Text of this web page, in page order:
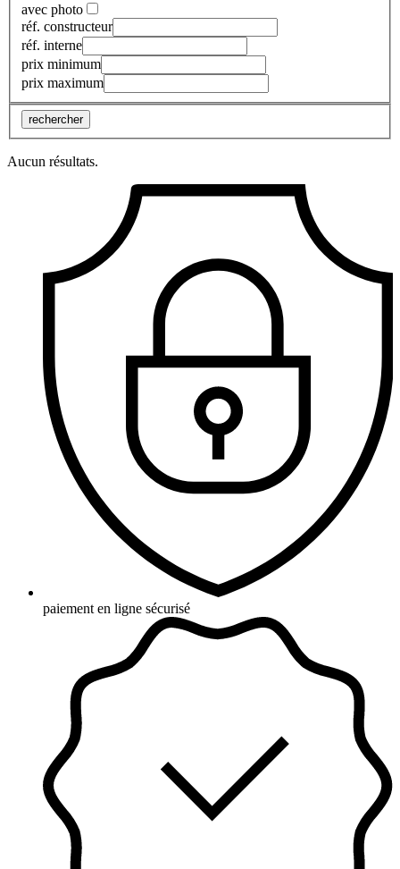
avec photo
réf. constructeur
réf. interne
prix minimum
prix maximum
rechercher
Aucun résultats.
paiement en ligne sécurisé